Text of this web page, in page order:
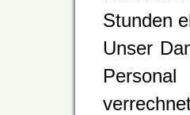
Stunden
Unser